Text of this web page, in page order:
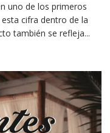
uno de los primeros
cifra dentro de la
también se refleja...